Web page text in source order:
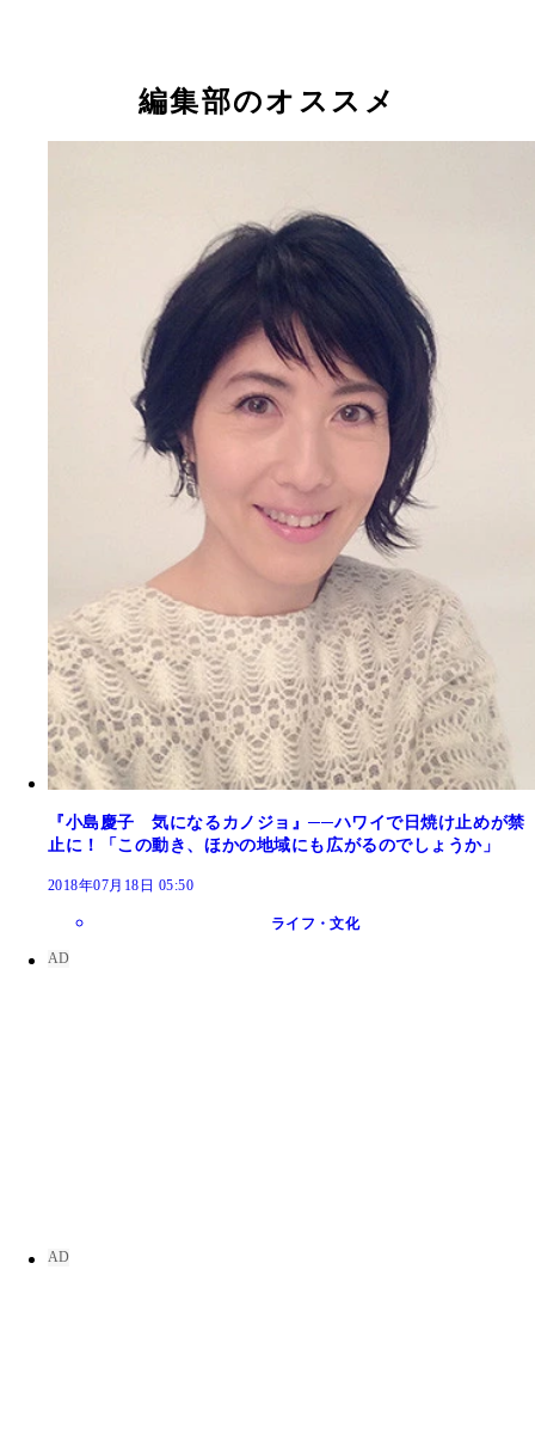
編集部のオススメ
『小島慶子 気になるカノジョ』──ハワイで日焼け止めが禁
止に！「この動き、ほかの地域にも広がるのでしょうか」
2018年07月18日 05:50
ライフ・文化